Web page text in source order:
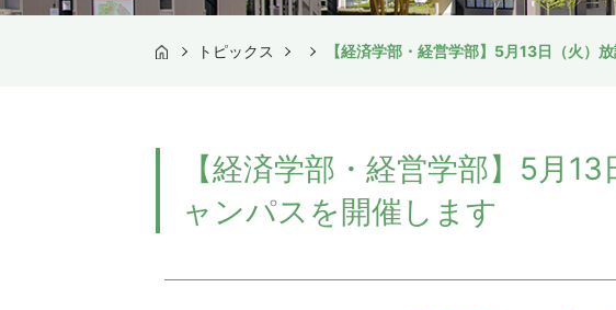
トピックス 【経済学部・経営学部】5月13日（火）
【経済学部・経営学部】5月
ャンパスを開催します